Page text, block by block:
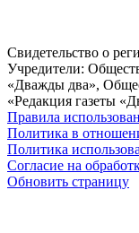
Свидетельство о
Учредители:
«Дважды два»,
«Редакция газеты
Правила
Политика в
Политика
Согласие на
Обновить страницу